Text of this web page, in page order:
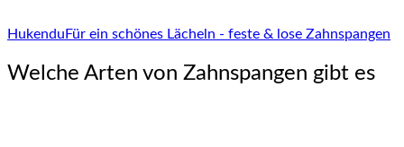
Hukendu Für ein schönes Lächeln - feste & lose Zahnspangen
Welche Arten von Zahnspangen gibt es